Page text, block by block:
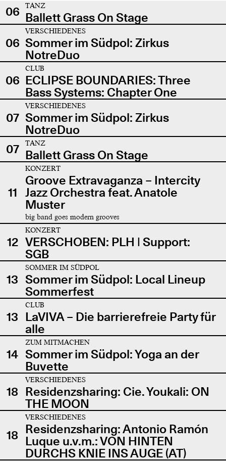
06
TANZ
Ballett Grass On Stage
06
VERSCHIEDENES
Sommer im Südpol: Zirkus
NotreDuo
06
CLUB
ECLIPSE BOUNDARIES: Three
Bass Systems: Chapter One
07
VERSCHIEDENES
Sommer im Südpol: Zirkus
NotreDuo
07
TANZ
Ballett Grass On Stage
11
KONZERT
Groove Extravaganza – Intercity
Jazz Orchestra feat. Anatole
Muster
big band goes modern grooves
12
KONZERT
VERSCHOBEN: PLH | Support:
SGB
13
SOMMER IM SÜDPOL
Sommer im Südpol: Local Lineup
Sommerfest
13
CLUB
LaVIVA – Die barrierefreie Party für
alle
14
ZUM MITMACHEN
Sommer im Südpol: Yoga an der
Buvette
18
VERSCHIEDENES
Residenzsharing: Cie. Youkali: ON
THE MOON
18
VERSCHIEDENES
Residenzsharing: Antonio Ramón
Luque u.v.m.: VON HINTEN
DURCHS KNIE INS AUGE (AT)